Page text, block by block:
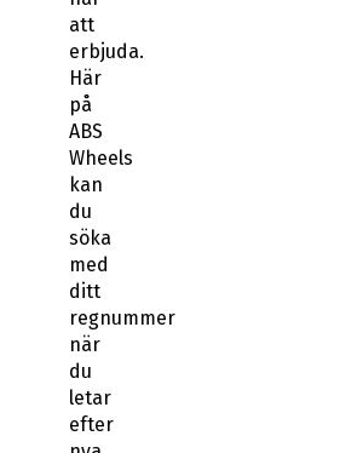
erbjuda.
Här
på
ABS
Wheels
kan
du
söka
med
regnummer
du
letar
efter
nya